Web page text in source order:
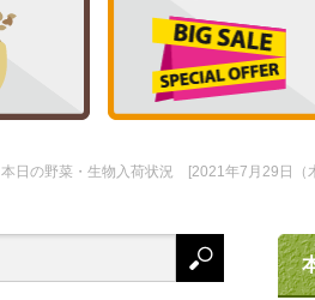
本日の野菜・生物入荷状況 [2021年7月29日（